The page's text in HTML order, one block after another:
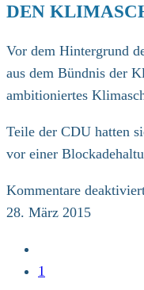
DEN
Vor dem Hintergrund
aus dem Bündnis der
ambitioniertes
Teile der CDU hatten
vor einer
Kommentare
28. März 2015
vorherigen
1